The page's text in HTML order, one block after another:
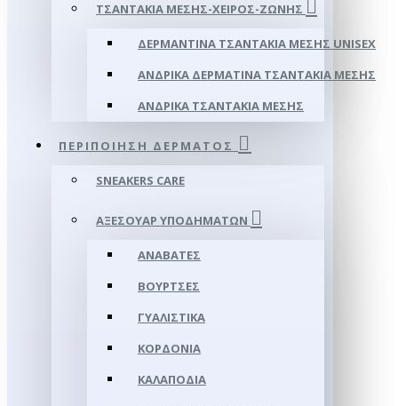
ΤΣΑΝΤΆΚΙΑ ΜΈΣΗΣ-ΧΕΙΡΌΣ-ΖΏΝΗΣ
ΔΕΡΜΆΝΤΙΝΑ ΤΣΑΝΤΆΚΙΑ ΜΈΣΗΣ UNISEX
ΑΝΔΡΙΚΆ ΔΕΡΜΆΤΙΝΑ ΤΣΑΝΤΆΚΙΑ ΜΈΣΗΣ
ΑΝΔΡΙΚΆ ΤΣΑΝΤΆΚΙΑ ΜΈΣΗΣ
ΠΕΡΙΠΟΊΗΣΗ ΔΈΡΜΑΤΟΣ
SNEAKERS CARE
ΑΞΕΣΟΥΑΡ ΥΠΟΔΗΜΆΤΩΝ
ΑΝΑΒΆΤΕΣ
ΒΟΎΡΤΣΕΣ
ΓΥΑΛΙΣΤΙΚΆ
ΚΟΡΔΌΝΙΑ
ΚΑΛΑΠΌΔΙΑ